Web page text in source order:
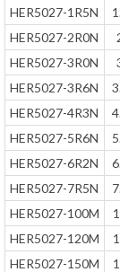
HER5027-1R5N
HER5027-2R0N
HER5027-3R0N
HER5027-3R6N
HER5027-4R3N
HER5027-5R6N
HER5027-6R2N
HER5027-7R5N
HER5027-100M
HER5027-120M
HER5027-150M